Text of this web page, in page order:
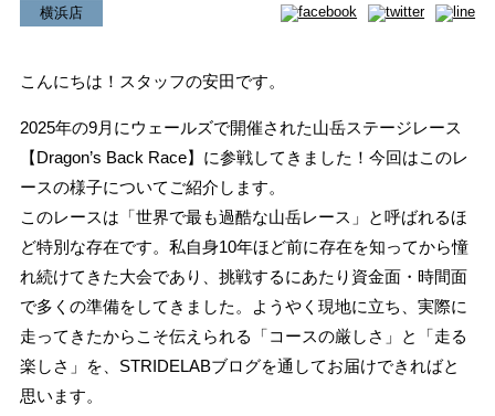
オンライン ショップ
EVENT
REVIEW
商品レビュー
COLUMN
コラム
SHOP
店舗一覧
横浜店
こんにちは！スタッフの安田です。
2025年の9月にウェールズで開催された山岳ステージレース
【Dragon’s Back Race】に参戦してきました！今回はこのレ
ースの様子についてご紹介します。
このレースは「世界で最も過酷な山岳レース」と呼ばれるほ
ど特別な存在です。私自身10年ほど前に存在を知ってから憧
れ続けてきた大会であり、挑戦するにあたり資金面・時間面
で多くの準備をしてきました。ようやく現地に立ち、実際に
走ってきたからこそ伝えられる「コースの厳しさ」と「走る
楽しさ」を、STRIDELABブログを通してお届けできればと
思います。